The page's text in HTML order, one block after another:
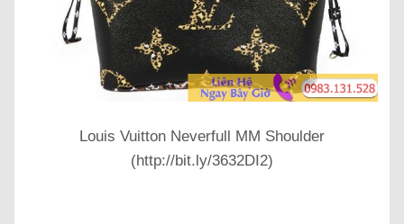
Louis Vuitton Neverfull MM Shoulder
(http://bit.ly/3632DI2)